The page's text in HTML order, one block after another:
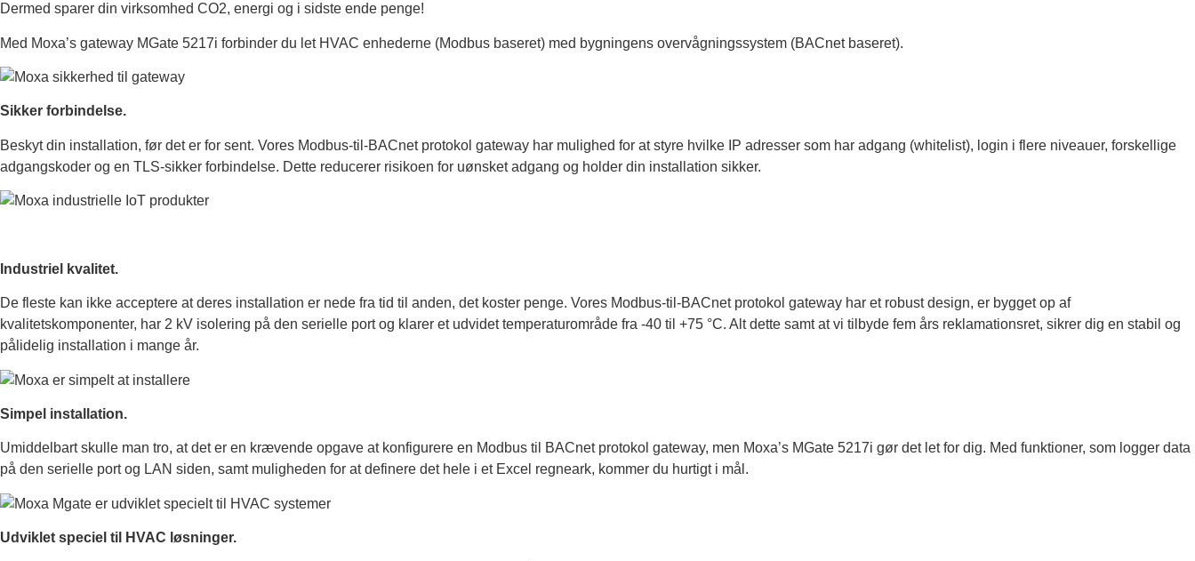
Dermed sparer din virksomhed CO2, energi og i sidste ende penge!
Med Moxa’s gateway MGate 5217i forbinder du let HVAC enhederne (Modbus baseret) med bygningens overvågningssystem (BACnet baseret).
Sikker forbindelse.
Beskyt din installation, før det er for sent. Vores Modbus-til-BACnet protokol gateway har mulighed for at styre hvilke IP adresser som har adgang (whitelist), login i flere niveauer, forskellige
adgangskoder og en TLS-sikker forbindelse. Dette reducerer risikoen for uønsket adgang og holder din installation sikker.
Industriel kvalitet.
De fleste kan ikke acceptere at deres installation er nede fra tid til anden, det koster penge. Vores Modbus-til-BACnet protokol gateway har et robust design, er bygget op af
kvalitetskomponenter, har 2 kV isolering på den serielle port og klarer et udvidet temperaturområde fra -40 til +75 °C. Alt dette samt at vi tilbyde fem års reklamationsret, sikrer dig en stabil og
pålidelig installation i mange år.
Simpel installation.
Umiddelbart skulle man tro, at det er en krævende opgave at konfigurere en Modbus til BACnet protokol gateway, men Moxa’s MGate 5217i gør det let for dig. Med funktioner, som logger data
på den serielle port og LAN siden, samt muligheden for at definere det hele i et Excel regneark, kommer du hurtigt i mål.
Udviklet speciel til HVAC løsninger.